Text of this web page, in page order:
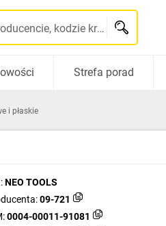
Szukaj po nazwie, indeksie, producencie, kodzie kreskowym...
Strefa porad
i płaskie
NEO TOOLS
09-721
0004-00011-91081